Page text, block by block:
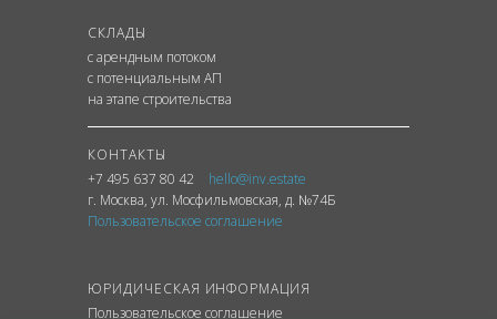
СКЛАДЫ
с арендным потоком
с потенциальным АП
на этапе строительства
КОНТАКТЫ
+7 495 637 80 42
hello@inv.estate
г. Москва, ул. Мосфильмовская, д. №74Б
Пользовательское соглашение
ЮРИДИЧЕСКАЯ ИНФОРМАЦИЯ
Пользовательское соглашение